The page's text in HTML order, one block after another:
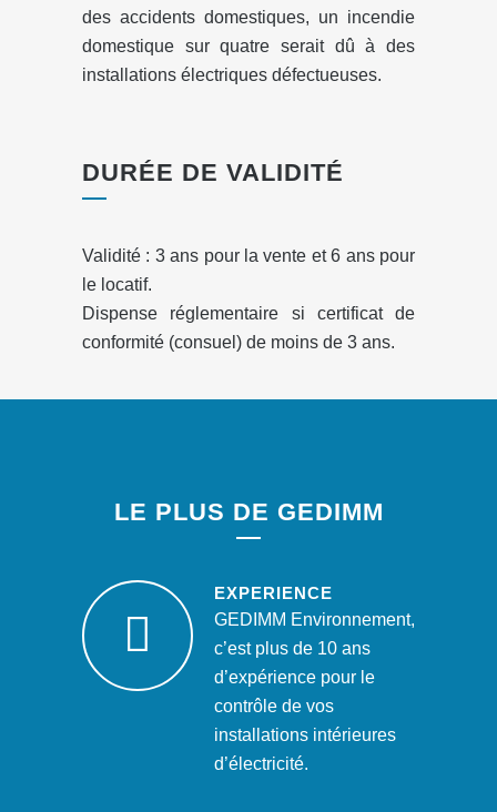
des accidents domestiques, un incendie
domestique sur quatre serait dû à des
installations électriques défectueuses.
DURÉE DE VALIDITÉ
Validité : 3 ans pour la vente et 6 ans pour
le locatif.
Dispense réglementaire si certificat de
conformité (consuel) de moins de 3 ans.
LE PLUS DE GEDIMM
EXPERIENCE
GEDIMM Environnement,
c’est plus de 10 ans
d’expérience pour le
contrôle de vos
installations intérieures
d’électricité.